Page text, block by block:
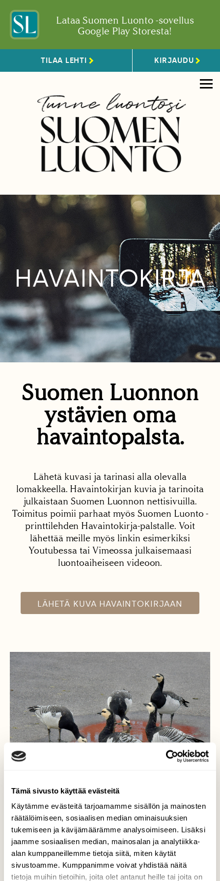
Tämä sivusto käyttää evästeitä
Käytämme evästeitä tarjoamamme sisällön ja mainosten
räätälöimiseen, sosiaalisen median ominaisuuksien
tukemiseen ja kävijämäärämme analysoimiseen. Lisäksi
jaamme sosiaalisen median, mainosalan ja analytiikka-
alan kumppaneillemme tietoja siitä, miten käytät
sivustoamme. Kumppanimme voivat yhdistää näitä
tietoja muihin tietoihin, joita olet antanut heille tai joita on
Lataa Suomen Luonto -sovellus
Google Play Storesta!
TILAA LEHTI KIRJAUDU
HAVAINTOKIRJA
Suomen Luonnon
ystävien oma
havaintopalsta.
Lähetä kuvasi ja tarinasi alla olevalla
lomakkeella. Havaintokirjan kuvia ja tarinoita
julkaistaan Suomen Luonnon nettisivuilla.
Toimitus poimii parhaat myös Suomen Luonto -
printtilehden Havaintokirja-palstalle. Voit
lähettää meille myös linkin esimerkiksi
Youtubessa tai Vimeossa julkaisemaasi
luontoaiheiseen videoon.
LÄHETÄ KUVA HAVAINTOKIRJAAN
Liika suola pahasta